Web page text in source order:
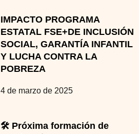
IMPACTO PROGRAMA
ESTATAL FSE+DE INCLUSIÓN
SOCIAL, GARANTÍA INFANTIL
Y LUCHA CONTRA LA
POBREZA
4 de marzo de 2025
🛠️ Próxima formación de